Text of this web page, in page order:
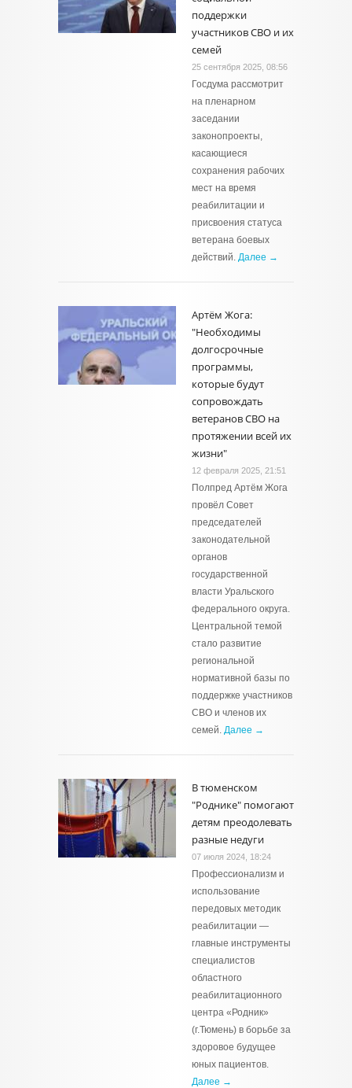
поддержки
участников СВО и их
семей
25 сентября 2025, 08:56
Госдума рассмотрит
на пленарном
заседании
законопроекты,
касающиеся
сохранения рабочих
мест на время
реабилитации и
присвоения статуса
ветерана боевых
действий. Далее →
Артём Жога:
"Необходимы
долгосрочные
программы,
которые будут
сопровождать
ветеранов СВО на
протяжении всей их
жизни"
12 февраля 2025, 21:51
Полпред Артём Жога
провёл Совет
председателей
законодательной
органов
государственной
власти Уральского
федерального округа.
Центральной темой
стало развитие
региональной
нормативной базы по
поддержке участников
СВО и членов их
семей. Далее →
В тюменском
"Роднике" помогают
детям преодолевать
разные недуги
07 июля 2024, 18:24
Профессионализм и
использование
передовых методик
реабилитации —
главные инструменты
специалистов
областного
реабилитационного
центра «Родник»
(г.Тюмень) в борьбе за
здоровое будущее
юных пациентов.
Далее →